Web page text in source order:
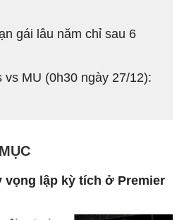
gái lâu năm chỉ sau 6
vs MU (0h30 ngày 27/12):
vọng lập kỳ tích ở Premier